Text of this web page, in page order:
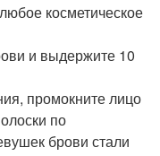
косметическое
и выдержите 10
промокните лицо
по
брови стали